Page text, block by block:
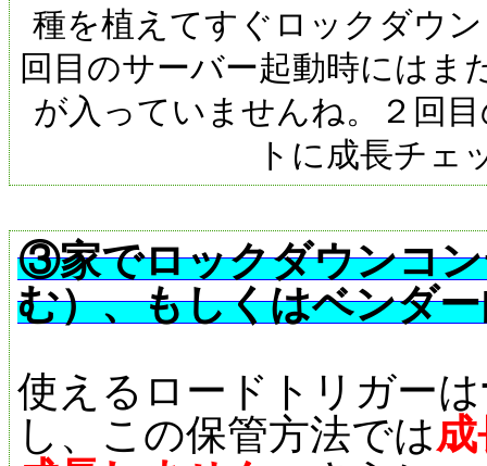
種を植えてすぐロックダウ
回目のサーバー起動時にはま
が入っていませんね。２回
トに成長チェ
③家でロックダウンコ
む）、もしくはベンダ
使えるロードトリガーは
し、この保管方法では